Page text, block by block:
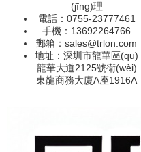
(jīng)理
電話：0755-23777461
手機：13692264766
郵箱：sales@trlon.com
地址：深圳市龍華區(qū)
龍華大道2125號衛(wèi)
東龍商務大廈A座1916A